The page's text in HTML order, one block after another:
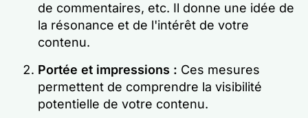
de commentaires, etc. Il donne une idée de
la résonance et de l'intérêt de votre
contenu.
Portée et impressions : Ces mesures
permettent de comprendre la visibilité
potentielle de votre contenu.